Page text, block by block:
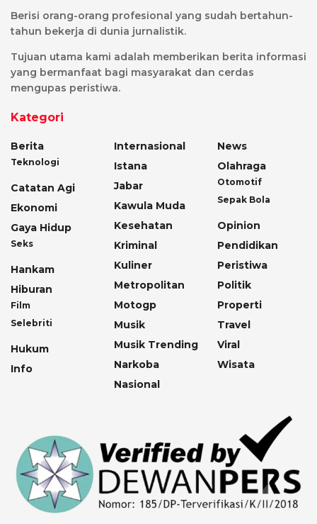
Berisi orang-orang profesional yang sudah bertahun-
tahun bekerja di dunia jurnalistik.
Tujuan utama kami adalah memberikan berita informasi
yang bermanfaat bagi masyarakat dan cerdas
mengupas peristiwa.
Kategori
Berita
Teknologi
Catatan Agi
Ekonomi
Gaya Hidup
Seks
Hankam
Hiburan
Film
Selebriti
Hukum
Info
Internasional
Istana
Jabar
Kawula Muda
Kesehatan
Kriminal
Kuliner
Metropolitan
Motogp
Musik
Musik Trending
Narkoba
Nasional
News
Olahraga
Otomotif
Sepak Bola
Opinion
Pendidikan
Peristiwa
Politik
Properti
Travel
Viral
Wisata